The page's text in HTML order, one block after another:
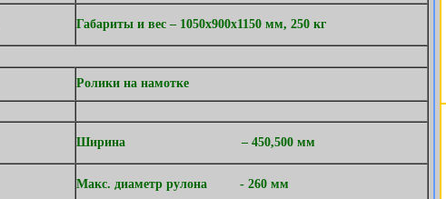
Габариты и вес – 1050х900х1150 мм, 250 кг
Ролики на намотке
Ширина – 450,500 мм
Макс. диаметр рулона - 260 мм